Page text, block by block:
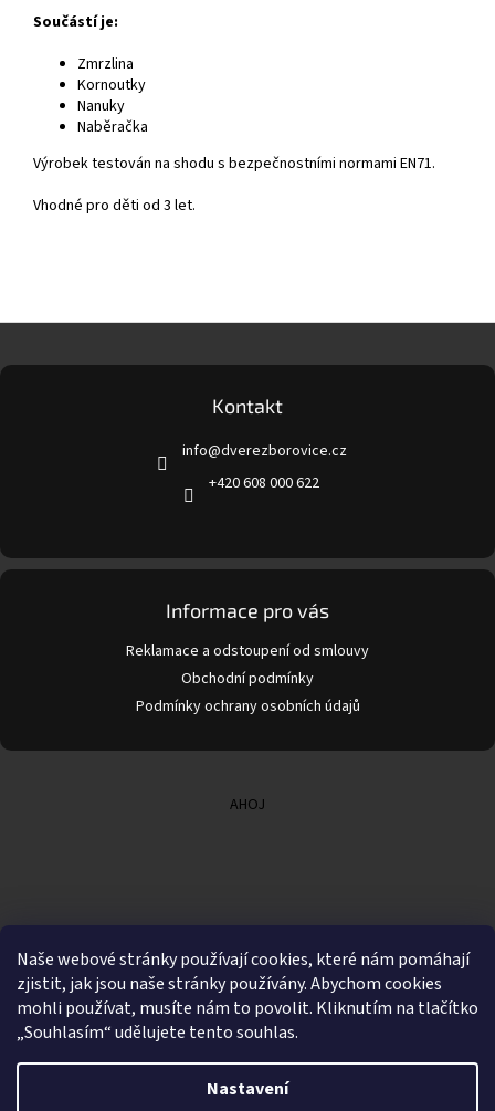
Naše webové stránky používají cookies, které nám pomáhají
zjistit, jak jsou naše stránky používány. Abychom cookies
mohli používat, musíte nám to povolit. Kliknutím na tlačítko
„Souhlasím“ udělujete tento souhlas.
Nastavení
Součástí je:
Zmrzlina
Kornoutky
Nanuky
Naběračka
Výrobek testován na shodu s bezpečnostními normami EN71.
Vhodné pro děti od 3 let.
p
Kontakt
info@dverezborovice.cz
+420 608 000 622
Informace pro vás
Reklamace a odstoupení od smlouvy
Obchodní podmínky
Podmínky ochrany osobních údajů
AHOJ